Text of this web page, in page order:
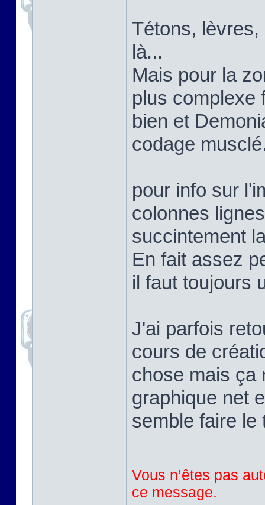
Tétons,
là...
Mais pour la
plus complexe
bien et
codage
pour info sur
colonnes
succintement
En fait assez
il faut toujours
J'ai parfois
cours de
chose mais ça
graphique net
semble faire le
Vous n’êtes pas
ce message.